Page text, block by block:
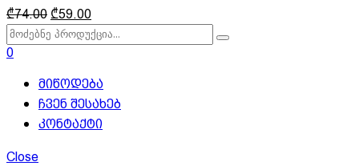
₾74.00 Original
price
was:
₾59.00Current
price
is:
0
მიწოდება
ჩვენ შესახებ
კონტაქტი
Close